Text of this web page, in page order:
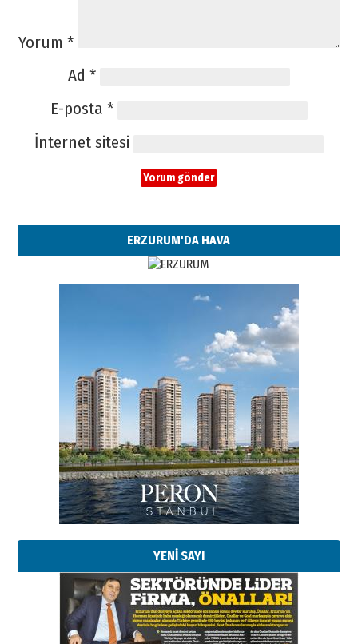
Yorum *
Ad *
E-posta *
İnternet sitesi
ERZURUM'DA HAVA
YENİ SAYI